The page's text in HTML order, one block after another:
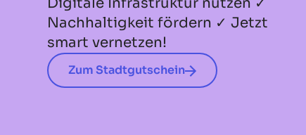
Nachhaltigkeit fördern ✓ Jetzt
smart vernetzen!
Zum Stadtgutschein